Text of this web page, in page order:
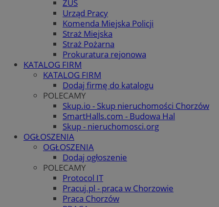
ZUS
Urząd Pracy
Komenda Miejska Policji
Straż Miejska
Straż Pożarna
Prokuratura rejonowa
KATALOG FIRM
KATALOG FIRM
Dodaj firmę do katalogu
POLECAMY
Skup.io - Skup nieruchomości Chorzów
SmartHalls.com - Budowa Hal
Skup - nieruchomosci.org
OGŁOSZENIA
OGŁOSZENIA
Dodaj ogłoszenie
POLECAMY
Protocol IT
Pracuj.pl - praca w Chorzowie
Praca Chorzów